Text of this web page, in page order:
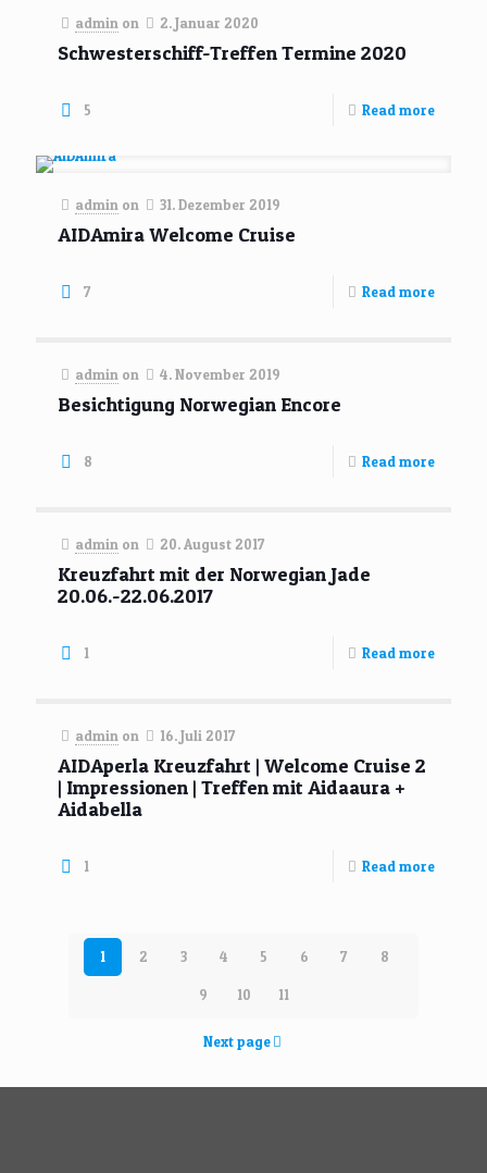
admin on 2. Januar 2020
Schwesterschiff-Treffen Termine 2020
5 Read more
admin on 31. Dezember 2019
AIDAmira Welcome Cruise
7 Read more
admin on 4. November 2019
Besichtigung Norwegian Encore
8 Read more
admin on 20. August 2017
Kreuzfahrt mit der Norwegian Jade
20.06.-22.06.2017
1 Read more
admin on 16. Juli 2017
AIDAperla Kreuzfahrt | Welcome Cruise 2
| Impressionen | Treffen mit Aidaaura +
Aidabella
1 Read more
1 2 3 4 5 6 7 8
9 10 11
Next page